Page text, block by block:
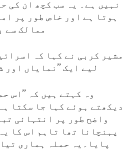
نہیں ہے۔ یہ سب کچھ ان کی
ہوتا ہے اور خاص طور پر
ممالک سے
مشیر کربی نے کہا کہ
لیے ایک ’’نمایاں اور
وہ کہتے ہیں کہ ’’اس
دیکھتے ہوئے کہا جا سکتا
واضح طور پر انتہائی
پہنچانا تھا تاہم اس کا
پایا۔یہ حملہ ہماری